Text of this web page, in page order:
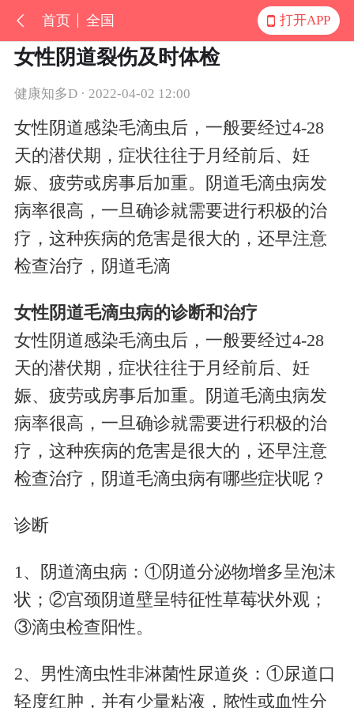
首页 全国 打开APP
女性阴道裂伤及时体检
健康知多D · 2022-04-02 12:00
女性阴道感染毛滴虫后，一般要经过4-28
天的潜伏期，症状往往于月经前后、妊
娠、疲劳或房事后加重。阴道毛滴虫病发
病率很高，一旦确诊就需要进行积极的治
疗，这种疾病的危害是很大的，还早注意
检查治疗，阴道毛滴
女性阴道毛滴虫病的诊断和治疗
女性阴道感染毛滴虫后，一般要经过4-28
天的潜伏期，症状往往于月经前后、妊
娠、疲劳或房事后加重。阴道毛滴虫病发
病率很高，一旦确诊就需要进行积极的治
疗，这种疾病的危害是很大的，还早注意
检查治疗，阴道毛滴虫病有哪些症状呢？
诊断
1、阴道滴虫病：①阴道分泌物增多呈泡沫
状；②宫颈阴道壁呈特征性草莓状外观；
③滴虫检查阳性。
2、男性滴虫性非淋菌性尿道炎：①尿道口
轻度红肿，并有少量粘液，脓性或血性分